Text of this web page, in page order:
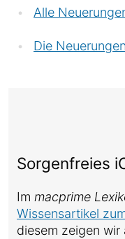
Alle
Die
Sorgenfreies
Im macprime
Wissensartikel
diesem zeigen wir